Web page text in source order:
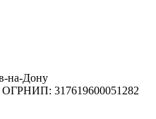
на-Дону
317619600051282